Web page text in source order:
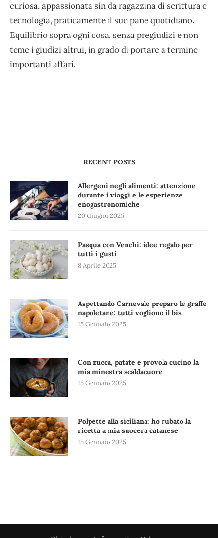
curiosa, appassionata sin da ragazzina di scrittura e
tecnologia, praticamente il suo pane quotidiano.
Equilibrio sopra ogni cosa, senza pregiudizi e non
teme i giudizi altrui, in grado di portare a termine
importanti affari.
RECENT POSTS
Allergeni negli alimenti: attenzione
durante i viaggi e le esperienze
enogastronomiche
20 Giugno 2025
Pasqua con Venchi: idee regalo per
tutti i gusti
8 Aprile 2025
Aspettando Carnevale preparo le graffe
napoletane: tutti vogliono il bis
15 Gennaio 2025
Con zucca, patate e provola cucino la
mia minestra scaldacuore
15 Gennaio 2025
Polpette alla siciliana: ho rubato la
ricetta a mia suocera catanese
15 Gennaio 2025